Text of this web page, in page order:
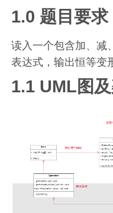
1.0 题目要求
读入一个包含加、减
表达式，输出恒等变
1.1 UML图